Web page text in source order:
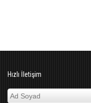
Hızlı İletişim